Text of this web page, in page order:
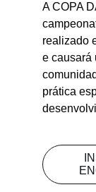
A COPA
realizado
e causará
prática